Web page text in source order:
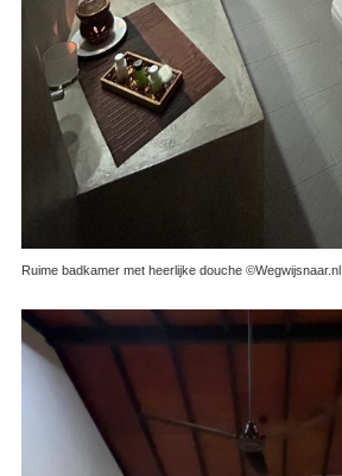
Ruime badkamer met heerlijke douche ©Wegwijsnaar.nl